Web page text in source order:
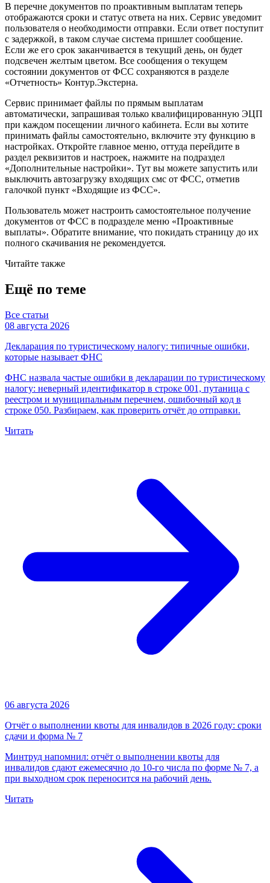
В перечне документов по проактивным выплатам теперь
отображаются сроки и статус ответа на них. Сервис уведомит
пользователя о необходимости отправки. Если ответ поступит
с задержкой, в таком случае система пришлет сообщение.
Если же его срок заканчивается в текущий день, он будет
подсвечен желтым цветом. Все сообщения о текущем
состоянии документов от ФСС сохраняются в разделе
«Отчетность» Контур.Экстерна.
Сервис принимает файлы по прямым выплатам
автоматически, запрашивая только квалифицированную ЭЦП
при каждом посещении личного кабинета. Если вы хотите
принимать файлы самостоятельно, включите эту функцию в
настройках. Откройте главное меню, оттуда перейдите в
раздел реквизитов и настроек, нажмите на подраздел
«Дополнительные настройки». Тут вы можете запустить или
выключить автозагрузку входящих смс от ФСС, отметив
галочкой пункт «Входящие из ФСС».
Пользователь может настроить самостоятельное получение
документов от ФСС в подразделе меню «Проактивные
выплаты». Обратите внимание, что покидать страницу до их
полного скачивания не рекомендуется.
Читайте также
Ещё по теме
Все статьи
08 августа 2026
Декларация по туристическому налогу: типичные ошибки,
которые называет ФНС
ФНС назвала частые ошибки в декларации по туристическому
налогу: неверный идентификатор в строке 001, путаница с
реестром и муниципальным перечнем, ошибочный код в
строке 050. Разбираем, как проверить отчёт до отправки.
Читать
06 августа 2026
Отчёт о выполнении квоты для инвалидов в 2026 году: сроки
сдачи и форма № 7
Минтруд напомнил: отчёт о выполнении квоты для
инвалидов сдают ежемесячно до 10-го числа по форме № 7, а
при выходном срок переносится на рабочий день.
Читать